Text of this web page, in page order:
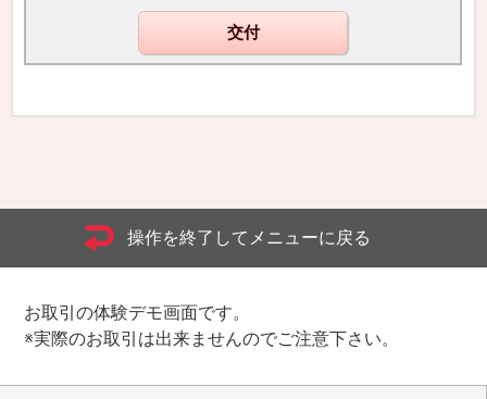
交付
お取引の体験デモ画面です。
※実際のお取引は出来ませんのでご注意下さい。
操作を終了してメニューに戻る